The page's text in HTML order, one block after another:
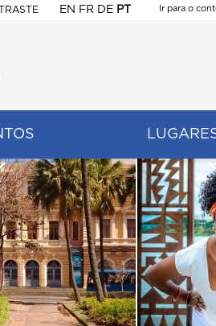
EN FR DE PT
Ir para o